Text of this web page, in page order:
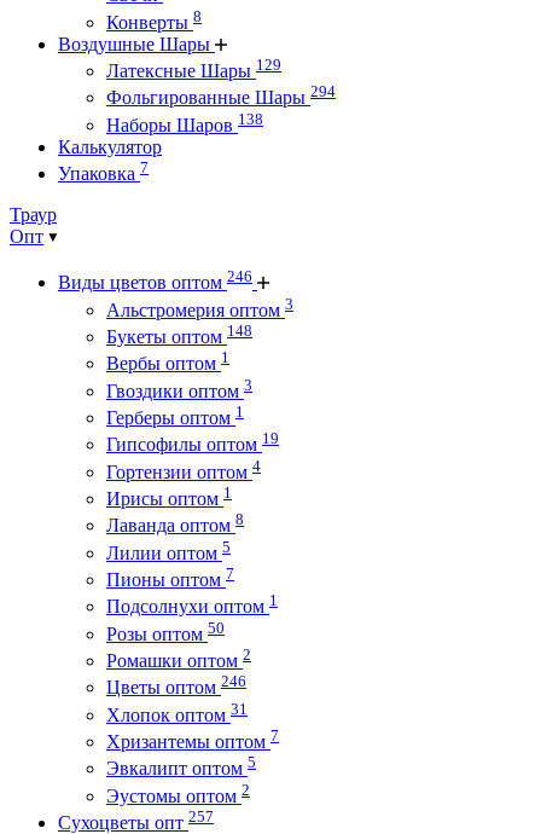
Конверты 8
Воздушные Шары
Латексные Шары 129
Фольгированные Шары 294
Наборы Шаров 138
Калькулятор
Упаковка 7
Траур
Опт
Виды цветов оптом 246
Альстромерия оптом 3
Букеты оптом 148
Вербы оптом 1
Гвоздики оптом 3
Герберы оптом 1
Гипсофилы оптом 19
Гортензии оптом 4
Ирисы оптом 1
Лаванда оптом 8
Лилии оптом 5
Пионы оптом 7
Подсолнухи оптом 1
Розы оптом 50
Ромашки оптом 2
Цветы оптом 246
Хлопок оптом 31
Хризантемы оптом 7
Эвкалипт оптом 5
Эустомы оптом 2
Сухоцветы опт 257